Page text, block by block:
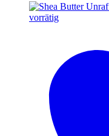
vorrätig